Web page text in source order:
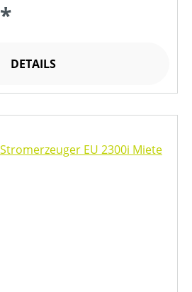
DETAILS